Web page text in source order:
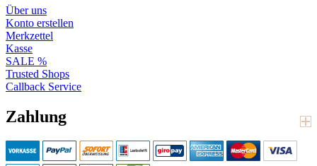
Über uns
Konto erstellen
Merkzettel
Kasse
SALE %
Trusted Shops
Callback Service
Zahlung